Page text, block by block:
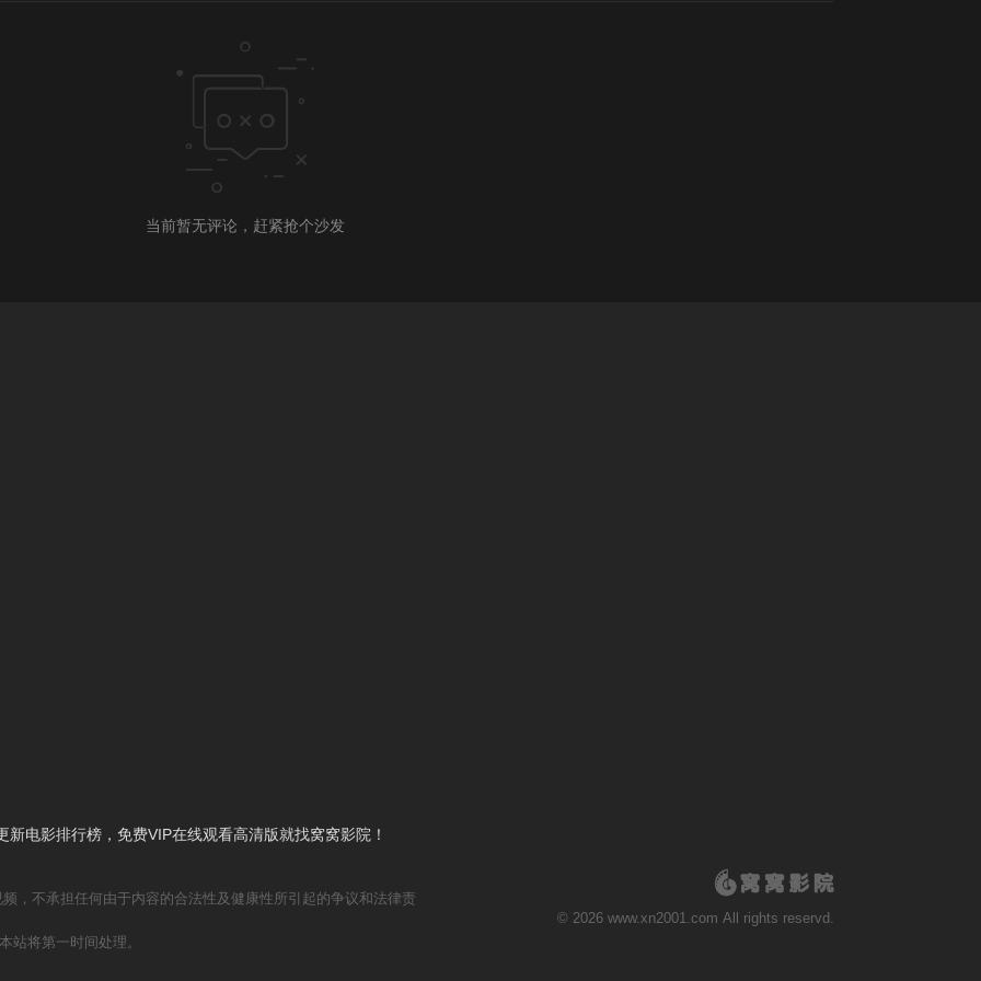
当前暂无评论，赶紧抢个沙发
电影排行榜，免费VIP在线观看高清版就找窝窝影院！
，不承担任何由于内容的合法性及健康性所引起的争议和法律责
站将第一时间处理。
© 2026 www.xn2001.com All rights reservd.